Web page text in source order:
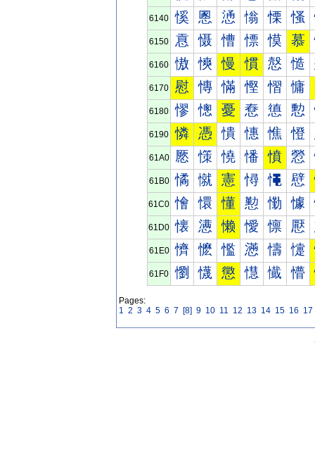
6140 慀 慁 慂 慃 慄 慅
6150 慐 慑 慒 慓 慔 慕
6160 慠 慡 慢 慣 慤 慥
6170 慰 慱 慲 慳 慴 慵
6180 憀 憁 憂 憃 憄 憅
6190 憐 憑 憒 憓 憔 憕
61A0 憠 憡 憢 憣 憤 憥
61B0 憰 憱 憲 憳 憴 憵
61C0 懀 懁 懂 懃 懄 懅
61D0 懐 懑 懒 懓 懔 懕
61E0 懠 懡 懢 懣 懤 懥
61F0 懰 懱 懲 懳 懴 懵
Pages:
1 2 3 4 5 6 7 [8] 9 10 11 12 13 14 15 16 17